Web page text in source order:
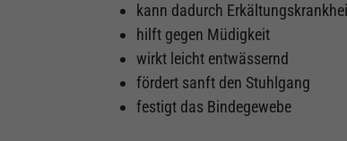
kann dadurch
hilft gegen Müdigkeit
wirkt leicht entwässernd
fördert sanft den Stuhlgang
festigt das Bindegewebe